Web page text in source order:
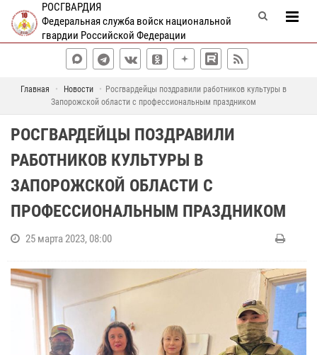
РОСГВАРДИЯ
Федеральная служба войск национальной
гвардии Российской Федерации
Главная Новости
Росгвардейцы поздравили работников культуры в
Запорожской области с профессиональным праздником
РОСГВАРДЕЙЦЫ ПОЗДРАВИЛИ
РАБОТНИКОВ КУЛЬТУРЫ В
ЗАПОРОЖСКОЙ ОБЛАСТИ С
ПРОФЕССИОНАЛЬНЫМ ПРАЗДНИКОМ
25 марта 2023, 08:00